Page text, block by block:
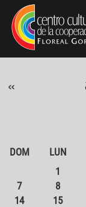
Pasar al contenido
Jump to main content
«
DOM LUN
1
7
8
14
15